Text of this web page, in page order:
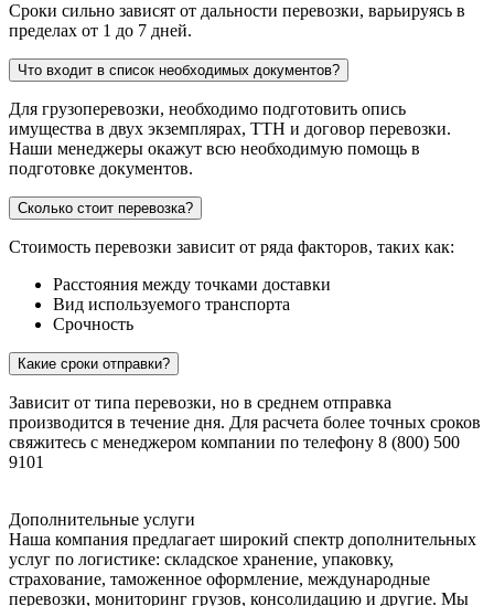
Сроки сильно зависят от дальности перевозки, варьируясь в
пределах от 1 до 7 дней.
Что входит в список необходимых документов?
Для грузоперевозки, необходимо подготовить опись
имущества в двух экземплярах, ТТН и договор перевозки.
Наши менеджеры окажут всю необходимую помощь в
подготовке документов.
Сколько стоит перевозка?
Стоимость перевозки зависит от ряда факторов, таких как:
Расстояния между точками доставки
Вид используемого транспорта
Срочность
Какие сроки отправки?
Зависит от типа перевозки, но в среднем отправка
производится в течение дня. Для расчета более точных сроков
свяжитесь с менеджером компании по телефону 8 (800) 500
9101
Дополнительные услуги
Наша компания предлагает широкий спектр дополнительных
услуг по логистике: складское хранение, упаковку,
страхование, таможенное оформление, международные
перевозки, мониторинг грузов, консолидацию и другие. Мы